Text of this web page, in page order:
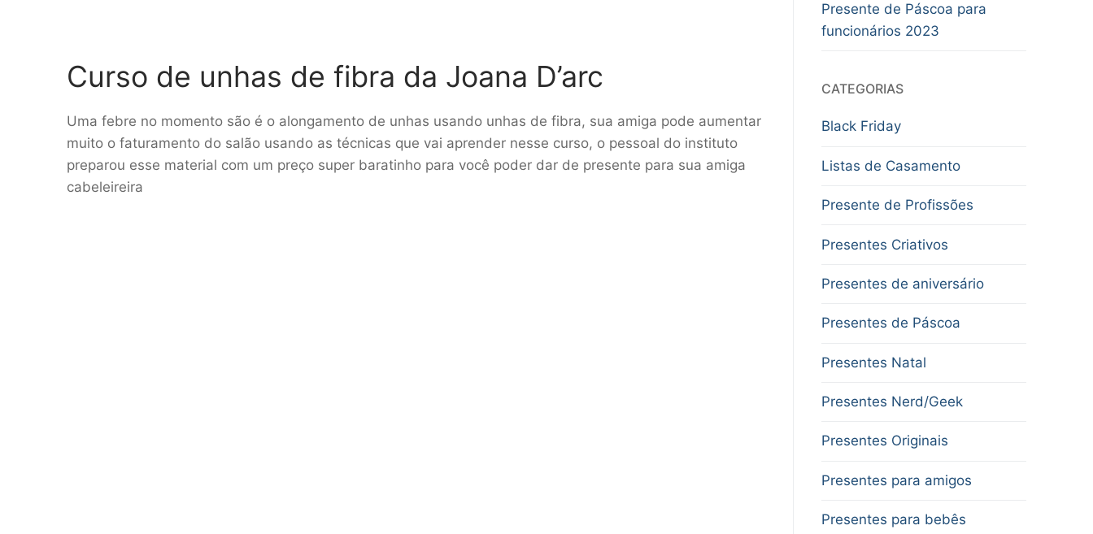
Curso de unhas de fibra da Joana D’arc
Uma febre no momento são é o alongamento de unhas usando unhas de fibra, sua amiga pode aumentar
muito o faturamento do salão usando as técnicas que vai aprender nesse curso, o pessoal do instituto
preparou esse material com um preço super baratinho para você poder dar de presente para sua amiga
cabeleireira
Presente de Páscoa para
funcionários 2023
CATEGORIAS
Black Friday
Listas de Casamento
Presente de Profissões
Presentes Criativos
Presentes de aniversário
Presentes de Páscoa
Presentes Natal
Presentes Nerd/Geek
Presentes Originais
Presentes para amigos
Presentes para bebês